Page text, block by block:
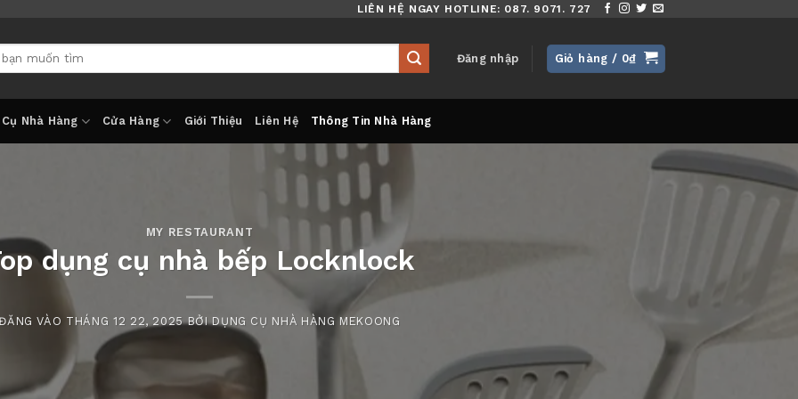
LIÊN HỆ NGAY HOTLINE: 087. 9071. 727
Đăng nhập Giỏ hàng / 0₫
Nhà Hàng Cửa Hàng Giới Thiệu Liên Hệ Thông Tin Nhà Hàng
MY RESTAURANT
dụng cụ nhà bếp Locknlock
VÀO THÁNG 12 22, 2025 BỞIDỤNG CỤ NHÀ HÀNG MEKOONG